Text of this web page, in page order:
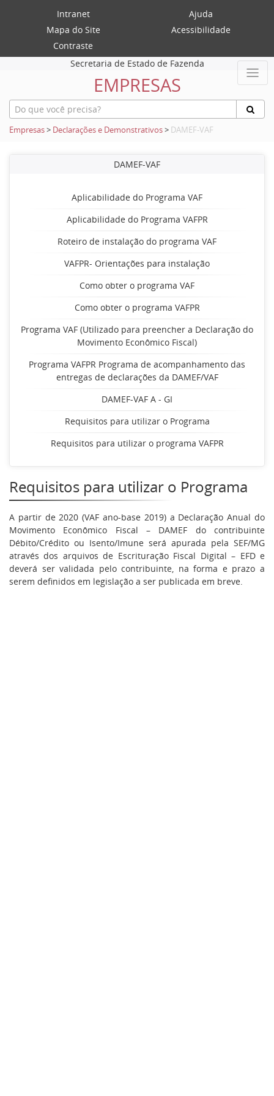
Intranet
Ajuda
Mapa do Site
Acessibilidade
Contraste
Secretaria de Estado de Fazenda
EMPRESAS
Empresas> Declarações e Demonstrativos> DAMEF-VAF
DAMEF-VAF
Aplicabilidade do Programa VAF
Aplicabilidade do Programa VAFPR
Roteiro de instalação do programa VAF
VAFPR- Orientações para instalação
Como obter o programa VAF
Como obter o programa VAFPR
Programa VAF (Utilizado para preencher a Declaração do
Movimento Econômico Fiscal)
Programa VAFPR Programa de acompanhamento das
entregas de declarações da DAMEF/VAF
DAMEF-VAF A - GI
Requisitos para utilizar o Programa
Requisitos para utilizar o programa VAFPR
Requisitos para utilizar o Programa
A partir de 2020 (VAF ano-base 2019) a Declaração Anual do
Movimento Econômico Fiscal – DAMEF do contribuinte
Débito/Crédito ou Isento/Imune será apurada pela SEF/MG
através dos arquivos de Escrituração Fiscal Digital – EFD e
deverá ser validada pelo contribuinte, na forma e prazo a
serem definidos em legislação a ser publicada em breve.